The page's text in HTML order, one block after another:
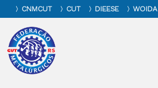
CNMCUT CUT DIEESE WOIDA